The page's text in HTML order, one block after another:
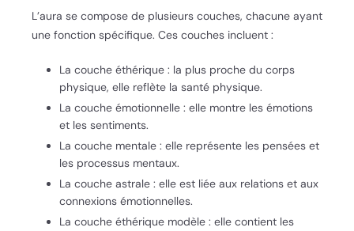
L’aura se compose de plusieurs couches, chacune ayant
une fonction spécifique. Ces couches incluent :
La couche éthérique : la plus proche du corps
physique, elle reflète la santé physique.
La couche émotionnelle : elle montre les émotions
et les sentiments.
La couche mentale : elle représente les pensées et
les processus mentaux.
La couche astrale : elle est liée aux relations et aux
connexions émotionnelles.
La couche éthérique modèle : elle contient les